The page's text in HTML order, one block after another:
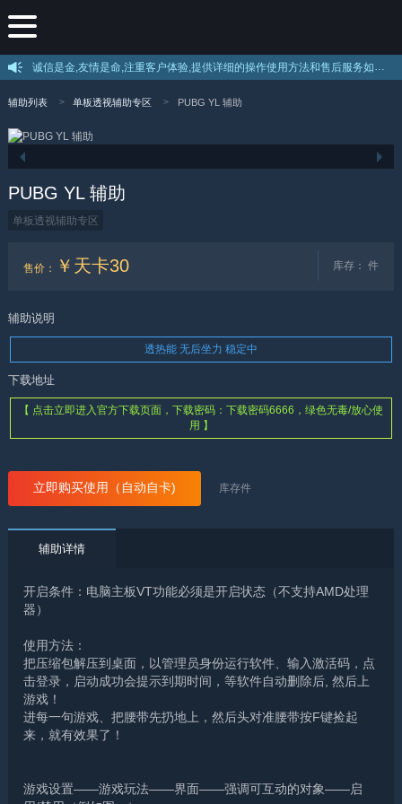
诚信是金,友情是命,注重客户体验,提供详细的操作使用方法和售后服务如果不会使用绝地求生辅助可以叫客服远程教你使用。。 --
辅助列表 单板透视辅助专区 PUBG YL 辅助
PUBG YL 辅助
单板透视辅助专区
售价 ： ￥天卡30 库存： 件
辅助说明
透热能 无后坐力 稳定中
下载地址
【 点击立即进入官方下载页面，下载密码：下载密码6666，绿色无毒/放心使
用 】
立即购买使用（自动自卡) 库存件
辅助详情
开启条件：电脑主板VT功能必须是开启状态（不支持AMD处理
器）
使用方法：
把压缩包解压到桌面，以管理员身份运行软件、输入激活码，点
击登录，启动成功会提示到期时间，等软件自动删除后, 然后上
游戏！
进每一句游戏、把腰带先扔地上，然后头对准腰带按F键捡起
来，就有效果了！
游戏设置——游戏玩法——界面——强调可互动的对象——启